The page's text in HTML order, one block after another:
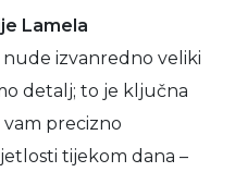
Lamela
izvanredno veliki
detalj; to je ključna
precizno
tijekom dana –